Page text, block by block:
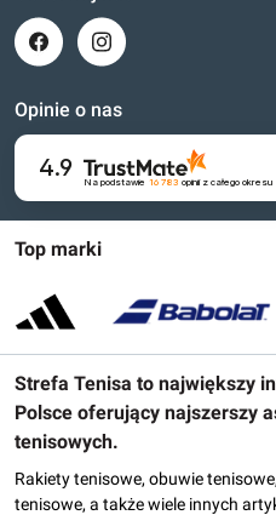
Top marki
Strefa Tenisa to największy
Polsce oferujący najszerszy
tenisowych.
Rakiety tenisowe, obuwie
tenisowe, a także wiele innych
Opinie o nas
4.9
Na podstawie 16 783 opinii z całego okresu